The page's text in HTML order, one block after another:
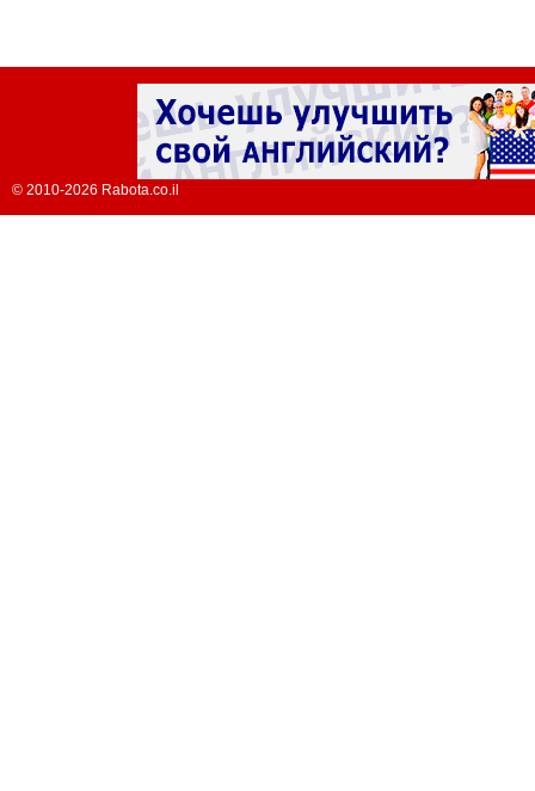
© 2010-2026 Rabota.co.il